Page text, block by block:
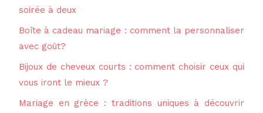
soirée à deux
Boîte à cadeau mariage : comment la personnaliser
avec goût?
Bijoux de cheveux courts : comment choisir ceux qui
vous iront le mieux ?
Mariage en grèce : traditions uniques à découvrir